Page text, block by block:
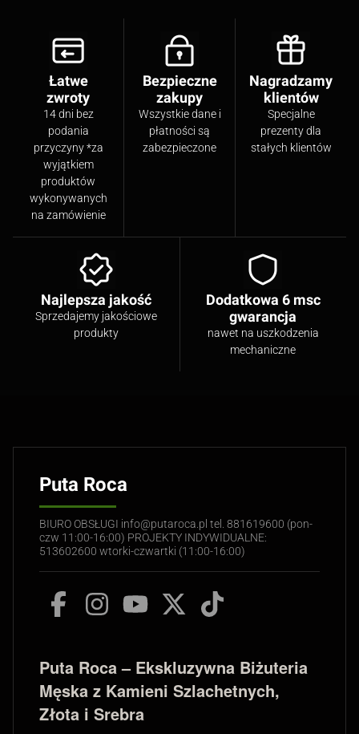
Łatwe
zwroty
14 dni bez
podania
przyczyny *za
wyjątkiem
produktów
wykonywanych
na zamówienie
Bezpieczne
zakupy
Wszystkie dane i
płatności są
zabezpieczone
Nagradzamy
klientów
Specjalne
prezenty dla
stałych klientów
Najlepsza jakość
Sprzedajemy jakościowe
produkty
Dodatkowa 6 msc
gwarancja
nawet na uszkodzenia
mechaniczne
Puta Roca
BIURO OBSŁUGI info@putaroca.pl tel. 881619600 (pon-
czw 11:00-16:00) PROJEKTY INDYWIDUALNE:
513602600 wtorki-czwartki (11:00-16:00)
Puta Roca – Ekskluzywna Biżuteria
Męska z Kamieni Szlachetnych,
Złota i Srebra